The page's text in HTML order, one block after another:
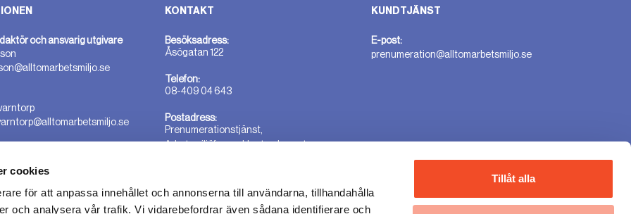
cookies
för att anpassa innehållet och annonserna till användarna, tillhandahålla
och analysera vår trafik. Vi vidarebefordrar även sådana identifierare och
Tillåt alla
och ansvarig utgivare
KONTAKT
Besöksadress:
Åsögatan 122
Telefon:
08-409 04 643
Postadress:
Prenumerationstjänst,
Arbetsmiljöforum, Hantverkargatan
KUNDTJÄNST
E-post:
prenumeration@alltomarbetsmiljo.se